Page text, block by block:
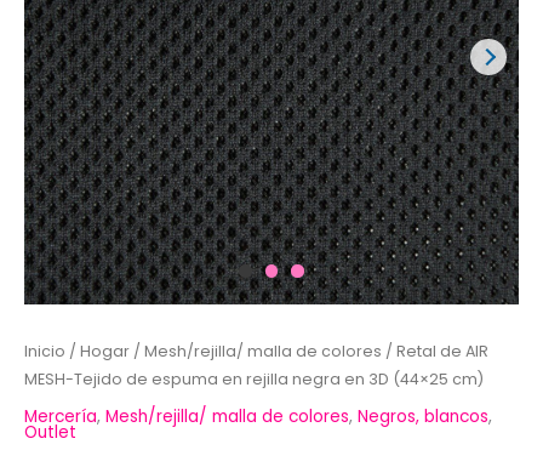
Inicio / Hogar / Mesh/rejilla/ malla de colores / Retal de AIR
MESH-Tejido de espuma en rejilla negra en 3D (44×25 cm)
Mercería, Mesh/rejilla/ malla de colores, Negros, blancos,
Outlet